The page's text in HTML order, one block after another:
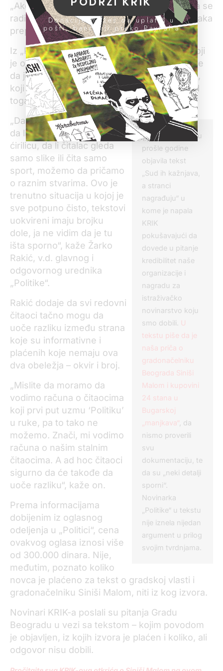
„Ako vi ne možete iz tog broja da shvatite da se
radi o oglasnoj poruci, onda to ne bi bila oznaka
prepoznatljivosti“, kaže Stojković.
Iz „Politike“, međutim, ističu da je način na koji
je oglas obeležen dovoljan da čitaoci zaključe
da je reč o plaćenom oglašavanju i da zakon,
koji je iznad kodeksa, od njih ne traži više od
toga.
„Politika“ je u junu
prošle godine
objavila tekst
„Sud ih kažnjava,
a stranci
nagrađuju“ u
kome je napala
KRIK
pokušavajući da
dovede u pitanje
kredibilitet naše
organizacije i
nagradu za
istraživačko
novinarstvo koju
smo dobili.
U
tekstu piše da je
naša priča o
gradonačelniku
Beograda Siniši
Malom i kupovini
24 stana u
Bugarskoj
„manjkava“, da
nismo proverili
svu
dokumentaciju, te
da su „neki detalji
sporni“.
Novinarka
„Politike“ u tekstu
nije iznela nijedan
argument u prilog
svojim tvrdnjama.
„Da li čitalac zna, ne zna,
da li čitalac zna latinicu,
ćirilicu, da li čitalac gleda
samo slike ili čita samo
sport, možemo da pričamo
o raznim stvarima. Ovo je
trenutno situacija u kojoj je
sve potpuno čisto, tekstovi
uokvireni imaju brojku
dole, ja ne vidim da je tu
išta sporno“, kaže Žarko
Rakić, v.d. glavnog i
odgovornog urednika
„Politike“.
Rakić dodaje da svi redovni
čitaoci tačno mogu da
uoče razliku između strana
koje su informativne i
plaćenih koje nemaju ova
dva obeležja – okvir i broj.
„Mislite da moramo da
vodimo računa o čitaocima
koji prvi put uzmu ‘Politiku’
u ruke, pa to tako ne
možemo. Znači, mi vodimo
računa o našim stalnim
čitaocima. A ad hoc čitaoci
sigurno da će takođe da
uoče razliku“, kaže on.
Prema informacijama
dobijenim iz oglasnog
odeljenja u „Politici“, cena
ovakvog oglasa iznosi više
od 300.000 dinara. Nije,
međutim, poznato koliko
novca je plaćeno za tekst o gradskoj vlasti i
gradonačelniku Siniši Malom, niti iz kog izvora.
Novinari KRIK-a poslali su pitanja Gradu
Beogradu u vezi sa tekstom – kojim povodom
je objavljen, iz kojih izvora je plaćen i koliko, ali
odgovor nisu dobili.
Donacije možeš da uplatiš u
pošti, banci ili preko PayPal-a